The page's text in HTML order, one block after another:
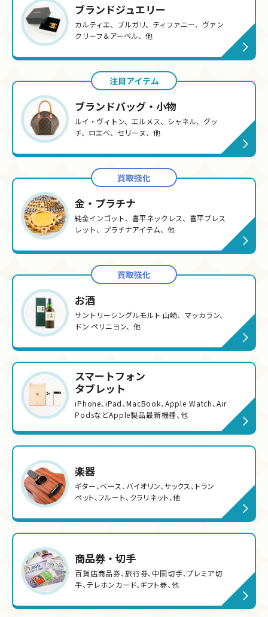
ブランドジュエリー
カルティエ、ブルガリ、ティファニー、ヴァン
クリーフ＆アーペル、他
注目アイテム
ブランドバッグ・小物
ルイ・ヴィトン、エルメス、シャネル、グッ
チ、ロエベ、セリーヌ、他
買取強化
金・プラチナ
純金インゴット、喜平ネックレス、喜平ブレス
レット、プラチナアイテム、他
買取強化
お酒
サントリーシングルモルト 山崎、マッカラン、
ドン ペリニヨン、他
スマートフォン
タブレット
iPhone、iPad、MacBook、Apple Watch、Air
PodsなどApple製品最新機種、他
楽器
ギター、ベース、バイオリン、サックス、トラン
ペット、フルート、クラリネット、他
商品券・切手
百貨店商品券、旅行券、中国切手、プレミア切
手、テレホンカード、ギフト券、他